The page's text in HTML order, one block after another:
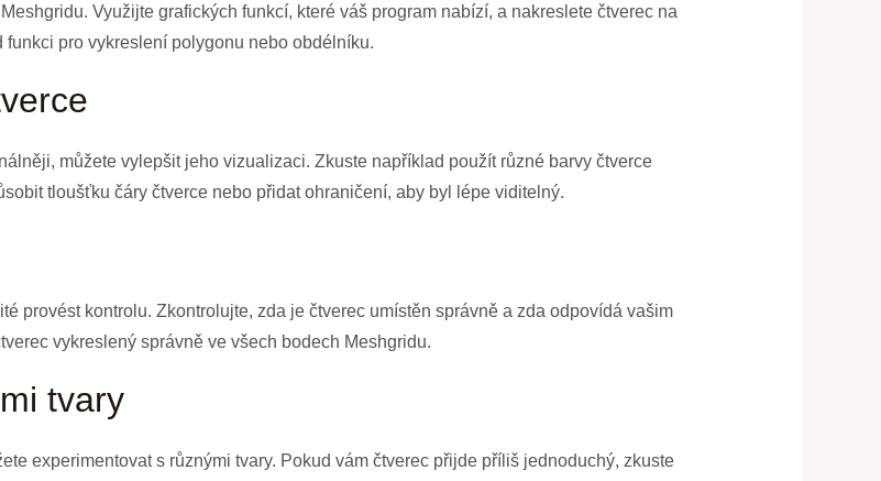
Využijte grafických funkcí, které váš program nabízí, a nakreslete čtverec na
pro vykreslení polygonu nebo obdélníku.
můžete vylepšit jeho vizualizaci. Zkuste například použít různé barvy čtverce
tloušťku čáry čtverce nebo přidat ohraničení, aby byl lépe viditelný.
provést kontrolu. Zkontrolujte, zda je čtverec umístěn správně a zda odpovídá vašim
vykreslený správně ve všech bodech Meshgridu.
tvary
experimentovat s různými tvary. Pokud vám čtverec přijde příliš jednoduchý, zkuste